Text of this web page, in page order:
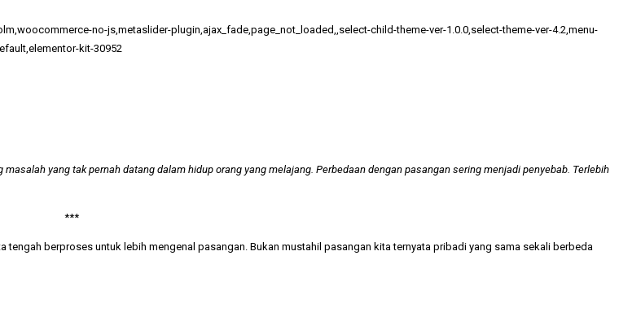
no-js,metaslider-plugin,ajax_fade,page_not_loaded,,select-child-theme-ver-1.0.0,select-theme-ver-4.2,menu-
kit-30952
yang tak pernah datang dalam hidup orang yang melajang. Perbedaan dengan pasangan sering menjadi penyebab. Terlebih
***
tengah berproses untuk lebih mengenal pasangan. Bukan mustahil pasangan kita ternyata pribadi yang sama sekali berbeda